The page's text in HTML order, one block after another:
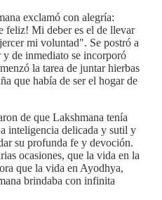
exclamó con alegría:
feliz! Mi deber es el de llevar
mi voluntad". Se postró a
y de inmediato se incorporó
la tarea de juntar hierbas
que había de ser el hogar de
de que Lakshmana tenía
inteligencia delicada y sutil y
su profunda fe y devoción.
ocasiones, que la vida en la
que la vida en Ayodhya,
brindaba con infinita